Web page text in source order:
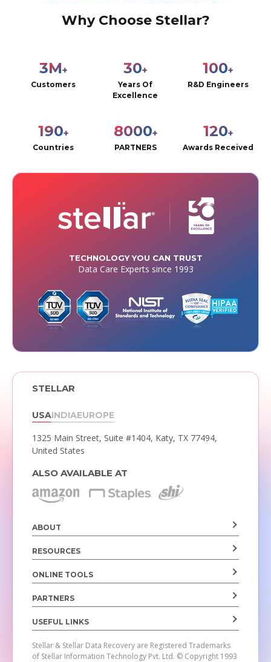
Why Choose Stellar?
3M+
Customers
30+
Years Of
Excellence
100+
R&D Engineers
190+
Countries
8000+
PARTNERS
120+
Awards Received
TECHNOLOGY YOU CAN TRUST
Data Care Experts since 1993
STELLAR
USAINDIAEUROPE
1325 Main Street, Suite #1404, Katy, TX 77494,
United States
ALSO AVAILABLE AT
ABOUT
RESOURCES
ONLINE TOOLS
PARTNERS
USEFUL LINKS
Stellar & Stellar Data Recovery are Registered Trademarks
of Stellar Information Technology Pvt. Ltd. © Copyright 1993